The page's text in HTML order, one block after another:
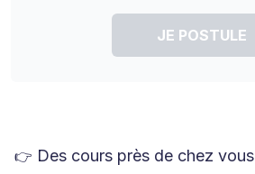
JE POSTULE
👉 Des cours près de chez vous